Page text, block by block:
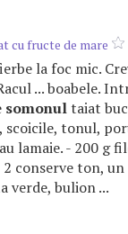
cu fructe de mare
la foc mic.
... boabele.
somonultaiat
, scoicile, tonul,
lamaie. - 200 g
conserve ton,
verde, bulion ...